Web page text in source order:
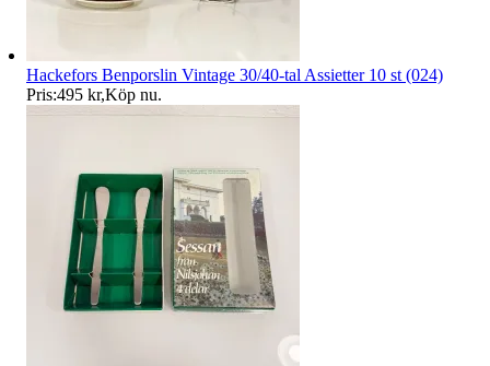
Hackefors Benporslin Vintage 30/40-tal Assietter 10 st (024)
Pris:495 kr,Köp nu.